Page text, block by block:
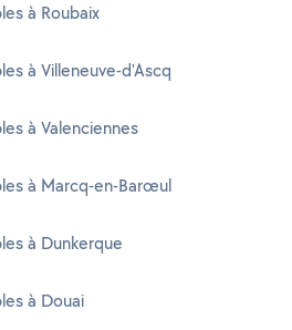
à Roubaix
à Villeneuve-d'Ascq
à Valenciennes
à Marcq-en-Barœul
à Dunkerque
à Douai